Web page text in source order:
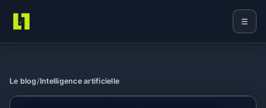
Loriginal ☰
Le blog /Intelligence artificielle